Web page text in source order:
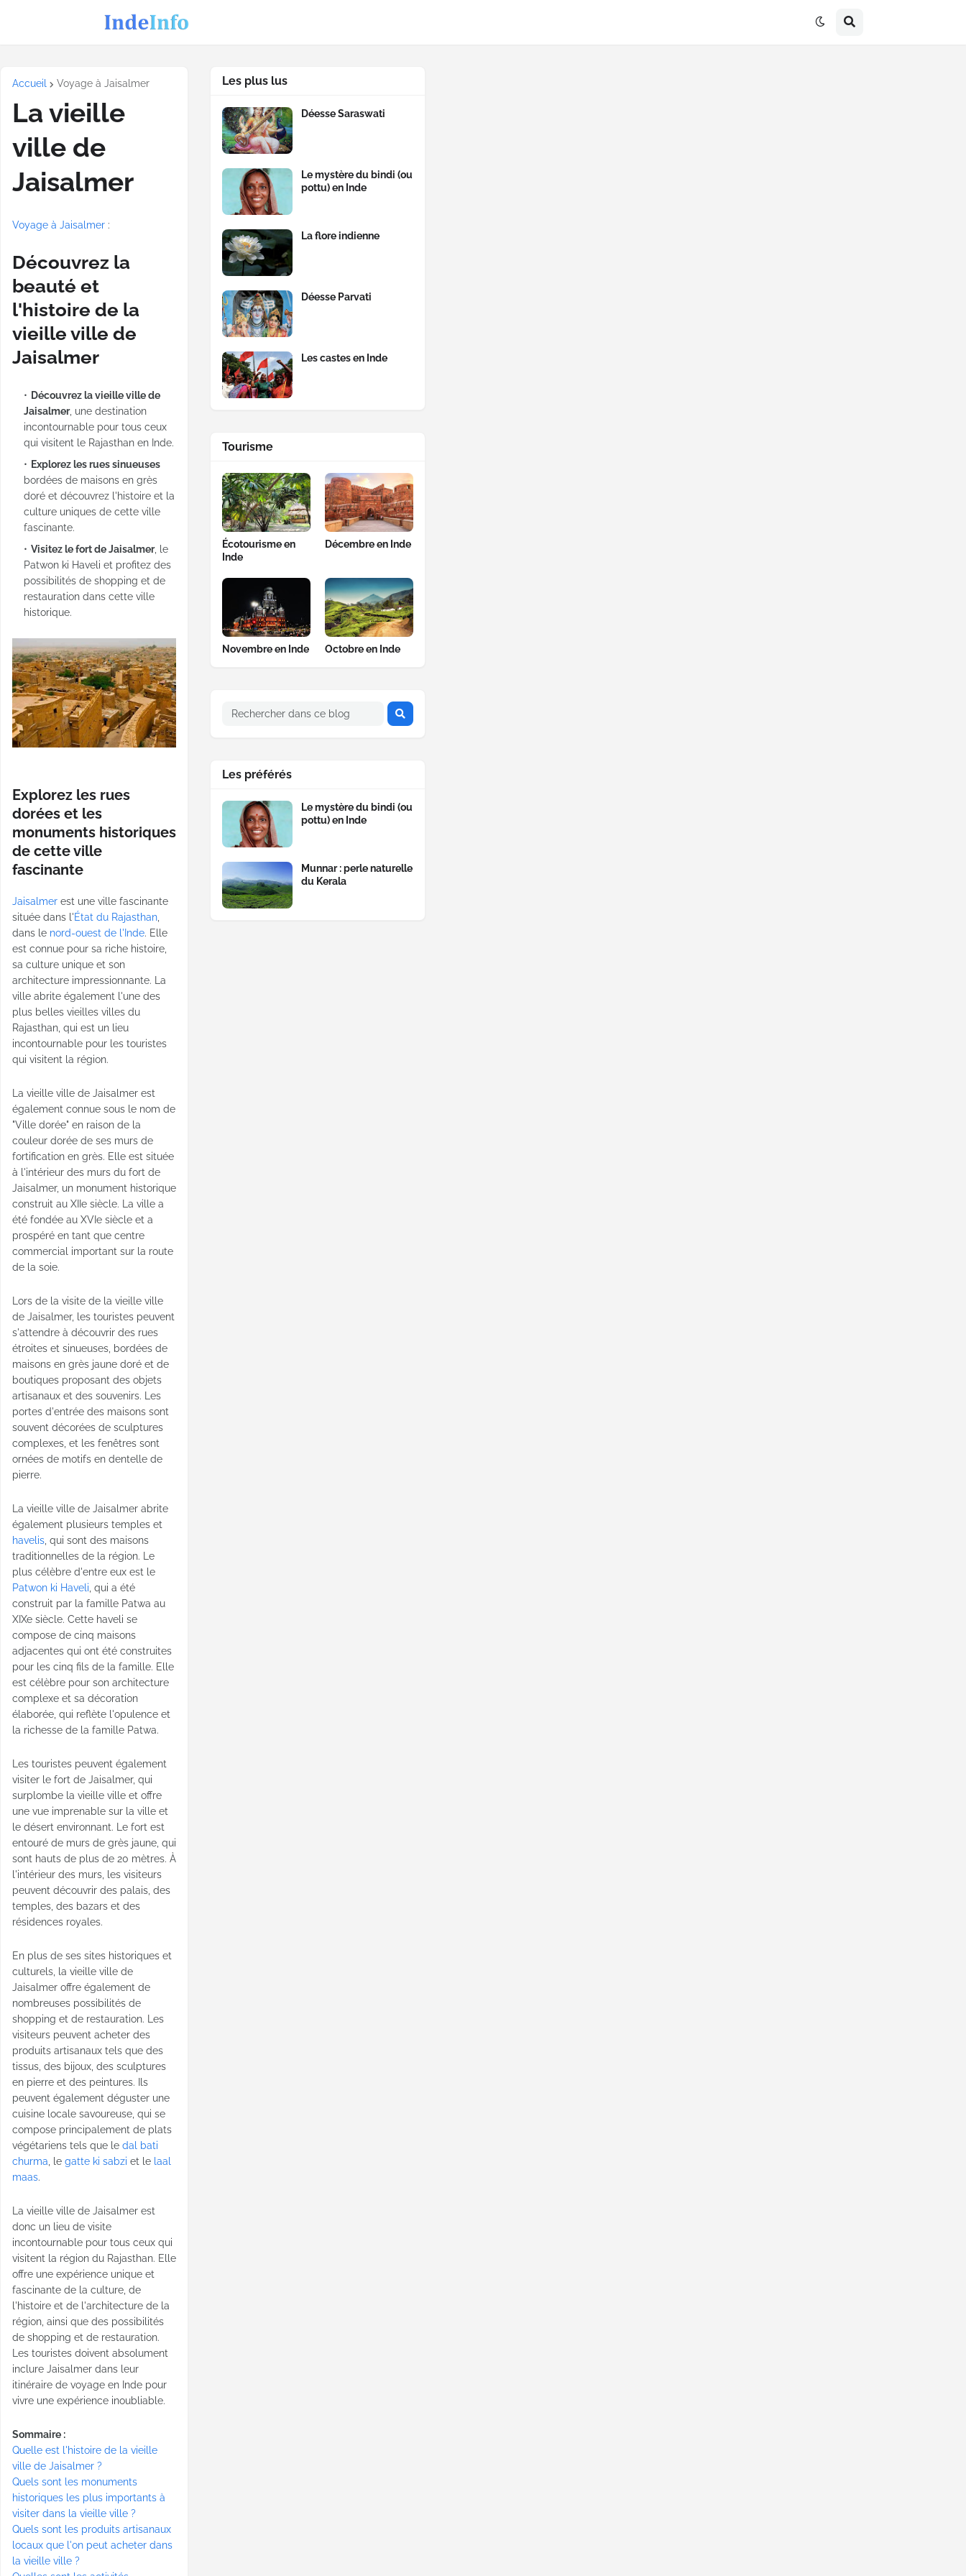
Accueil Voyage à Jaisalmer
La vieille
ville de
Jaisalmer
Voyage à Jaisalmer :
Découvrez la
beauté et
l'histoire de la
vieille ville de
Jaisalmer
Découvrez la vieille ville de
Jaisalmer, une destination
incontournable pour tous ceux
qui visitent le Rajasthan en Inde.
Explorez les rues sinueuses
bordées de maisons en grès
doré et découvrez l'histoire et la
culture uniques de cette ville
fascinante.
Visitez le fort de Jaisalmer, le
Patwon ki Haveli et profitez des
possibilités de shopping et de
restauration dans cette ville
historique.
Explorez les rues
dorées et les
monuments historiques
de cette ville
fascinante
Jaisalmer est une ville fascinante
située dans l'État du Rajasthan
dans le nord-ouest de l'Inde. Elle
est connue pour sa riche histoire,
sa culture unique et son
architecture impressionnante. La
ville abrite également l'une des
plus belles vieilles villes du
Rajasthan, qui est un lieu
incontournable pour les touristes
qui visitent la région.
La vieille ville de Jaisalmer est
également connue sous le nom de
"Ville dorée" en raison de la
couleur dorée de ses murs de
fortification en grès. Elle est située
à l'intérieur des murs du fort de
Jaisalmer, un monument historique
construit au XIIe siècle. La ville a
été fondée au XVIe siècle et a
prospéré en tant que centre
commercial important sur la route
de la soie.
Lors de la visite de la vieille ville
de Jaisalmer, les touristes peuvent
s'attendre à découvrir des rues
étroites et sinueuses, bordées de
maisons en grès jaune doré et de
boutiques proposant des objets
artisanaux et des souvenirs. Les
portes d'entrée des maisons sont
souvent décorées de sculptures
complexes, et les fenêtres sont
ornées de motifs en dentelle de
pierre.
La vieille ville de Jaisalmer abrite
également plusieurs temples et
havelis , qui sont des maisons
traditionnelles de la région. Le
plus célèbre d'entre eux est le
Patwon ki Haveli , qui a été
construit par la famille Patwa au
XIXe siècle. Cette haveli se
compose de cinq maisons
adjacentes qui ont été construites
pour les cinq fils de la famille. Elle
est célèbre pour son architecture
complexe et sa décoration
élaborée, qui reflète l'opulence et
la richesse de la famille Patwa.
Les touristes peuvent également
visiter le fort de Jaisalmer, qui
surplombe la vieille ville et offre
une vue imprenable sur la ville et
le désert environnant. Le fort est
entouré de murs de grès jaune, qui
sont hauts de plus de 20 mètres. À
l'intérieur des murs, les visiteurs
peuvent découvrir des palais, des
temples, des bazars et des
résidences royales.
En plus de ses sites historiques et
culturels, la vieille ville de
Jaisalmer offre également de
nombreuses possibilités de
shopping et de restauration. Les
visiteurs peuvent acheter des
produits artisanaux tels que des
tissus, des bijoux, des sculptures
en pierre et des peintures. Ils
peuvent également déguster une
cuisine locale savoureuse, qui se
compose principalement de plats
végétariens tels que le dal bati
churma , le gatte ki sabzi et le laal
maas.
La vieille ville de Jaisalmer est
donc un lieu de visite
incontournable pour tous ceux qui
visitent la région du Rajasthan. Elle
offre une expérience unique et
fascinante de la culture, de
l'histoire et de l'architecture de la
région, ainsi que des possibilités
de shopping et de restauration.
Les touristes doivent absolument
inclure Jaisalmer dans leur
itinéraire de voyage en Inde pour
vivre une expérience inoubliable.
Sommaire :
Quelle est l'histoire de la vieille
ville de Jaisalmer ?
Quels sont les monuments
historiques les plus importants à
visiter dans la vieille ville ?
Quels sont les produits artisanaux
locaux que l'on peut acheter dans
la vieille ville ?
Les plus lus
Déesse Saraswati
Le mystère du bindi (ou
pottu) en Inde
La flore indienne
Déesse Parvati
Les castes en Inde
Tourisme
Écotourisme en
Inde
Décembre en Inde
Novembre en Inde Octobre en Inde
Les préférés
Le mystère du bindi (ou
pottu) en Inde
Munnar : perle naturelle
du Kerala